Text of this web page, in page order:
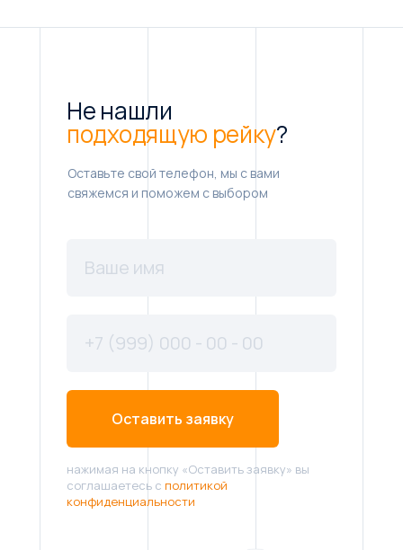
Не нашли
подходящую рейку?
Оставьте свой телефон, мы с вами
свяжемся и поможем с выбором
Оставить заявку
нажимая на кнопку «Оставить заявку» вы
соглашаетесь с политикой
конфиденциальности